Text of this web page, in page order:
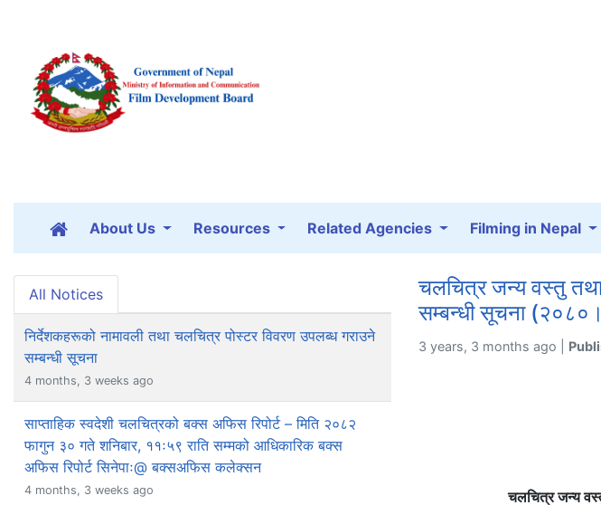
About Us Resources Related Agencies Filming in Nepal
All Notices
निर्देशकहरूको नामावली तथा चलचित्र पोस्टर विवरण उपलब्ध गराउने
सम्बन्धी सूचना
4 months, 3 weeks ago
साप्ताहिक स्वदेशी चलचित्रको बक्स अफिस रिपोर्ट – मिति २०८२
फागुन ३० गते शनिबार, ११ः५९ राति सम्मको आधिकारिक बक्स
अफिस रिपोर्ट सिनेपाः@ बक्सअफिस कलेक्सन
4 months, 3 weeks ago
चलचित्र जन्य वस्तु तथा
सम्बन्धी सूचना
3 years, 3 months ago |
सञ्चार तथा
चलचित्र विकास
चलचित्र जन्य वस्तु